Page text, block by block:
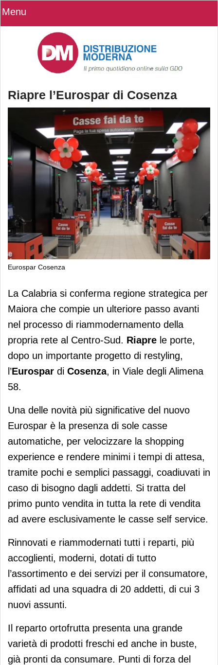
Menu
Riapre l’Eurospar di Cosenza
Eurospar Cosenza
Riapre l’Eurospar di Cosenza
La Calabria si conferma regione strategica per
Maiora che compie un ulteriore passo avanti
nel processo di riammodernamento della
propria rete al Centro-Sud. Riapre le porte,
dopo un importante progetto di restyling,
l’Eurospar di Cosenza, in Viale degli Alimena
58.
Una delle novità più significative del nuovo
Eurospar è la presenza di sole casse
automatiche, per velocizzare la shopping
experience e rendere minimi i tempi di attesa,
tramite pochi e semplici passaggi, coadiuvati in
caso di bisogno dagli addetti. Si tratta del
primo punto vendita in tutta la rete di vendita
ad avere esclusivamente le casse self service.
Rinnovati e riammodernati tutti i reparti, più
accoglienti, moderni, dotati di tutto
l’assortimento e dei servizi per il consumatore,
affidati ad una squadra di 20 addetti, di cui 3
nuovi assunti.
Il reparto ortofrutta presenta una grande
varietà di prodotti freschi ed anche in buste,
già pronti da consumare. Punti di forza del